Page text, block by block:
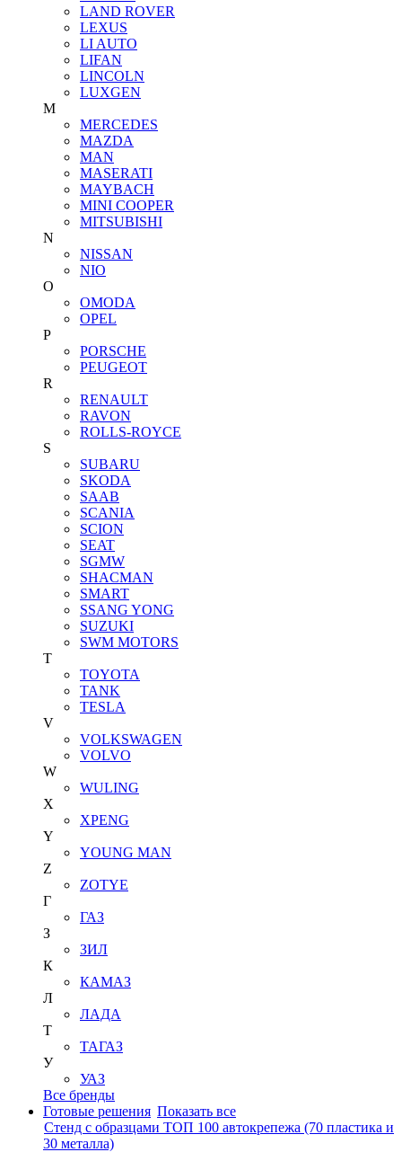
LAND ROVER
LEXUS
LI AUTO
LIFAN
LINCOLN
LUXGEN
M
MERCEDES
MAZDA
MAN
MASERATI
MAYBACH
MINI COOPER
MITSUBISHI
N
NISSAN
NIO
O
OMODA
OPEL
P
PORSCHE
PEUGEOT
R
RENAULT
RAVON
ROLLS-ROYCE
S
SUBARU
SKODA
SAAB
SCANIA
SCION
SEAT
SGMW
SHACMAN
SMART
SSANG YONG
SUZUKI
SWM MOTORS
T
TOYOTA
TANK
TESLA
V
VOLKSWAGEN
VOLVO
W
WULING
X
XPENG
Y
YOUNG MAN
Z
ZOTYE
Г
ГАЗ
З
ЗИЛ
К
КАМАЗ
Л
ЛАДА
Т
ТАГАЗ
У
УАЗ
Все бренды
Готовые решения Показать все
Стенд с образцами ТОП 100 автокрепежа (70 пластика и
30 металла)